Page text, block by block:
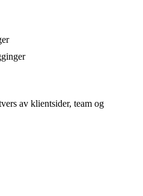
av klientsider, team og